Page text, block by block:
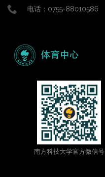
电话：0755-88010586
南方科技大学官方微信号